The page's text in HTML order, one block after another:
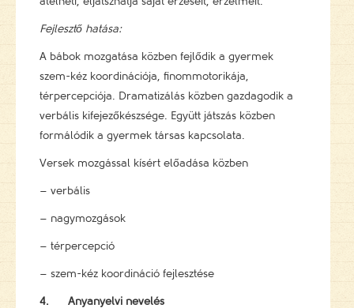
Fejlesztő hatása:
A bábok mozgatása közben fejlődik a gyermek
szem-kéz koordinációja, finommotorikája,
térpercepciója. Dramatizálás közben gazdagodik a
verbális kifejezőkészsége. Együtt játszás közben
formálódik a gyermek társas kapcsolata.
Versek mozgással kísért előadása közben
– verbális
– nagymozgások
– térpercepció
– szem-kéz koordináció fejlesztése
4. Anyanyelvi nevelés